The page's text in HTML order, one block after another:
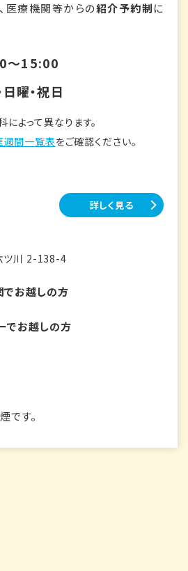
医療機関等からの紹介予約制に
～15:00
日曜・祝日
よって異なります。
間一覧表をご確認ください。
詳しく見る
ツ川 2-138-4
お越しの方
でお越しの方
です。